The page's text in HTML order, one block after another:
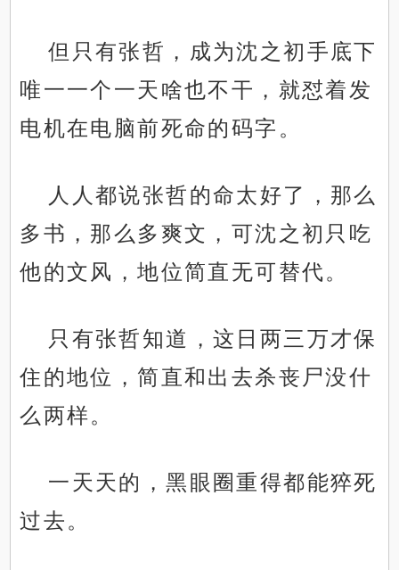
但只有张哲，成为沈之初手底下
唯一一个一天啥也不干，就怼着发
电机在电脑前死命的码字。
人人都说张哲的命太好了，那么
多书，那么多爽文，可沈之初只吃
他的文风，地位简直无可替代。
只有张哲知道，这日两三万才保
住的地位，简直和出去杀丧尸没什
么两样。
一天天的，黑眼圈重得都能猝死
过去。